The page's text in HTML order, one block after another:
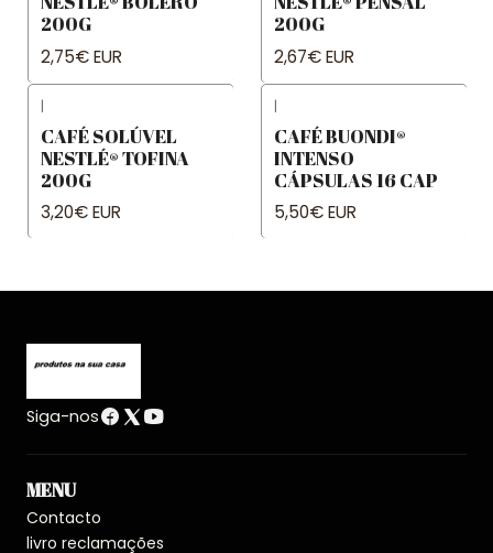
200G
2,75€ EUR
200G
2,67€ EUR
|
CAFÉ SOLÚVEL
NESTLÉ® TOFINA
200G
3,20€ EUR
|
CAFÉ BUONDI®
INTENSO
CÁPSULAS 16 CAP
5,50€ EUR
Siga-nos
MENU
Contacto
livro reclamações